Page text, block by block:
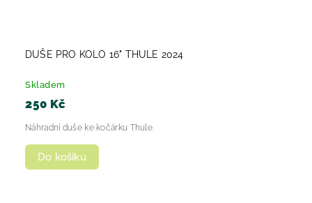
DUŠE PRO KOLO 16" THULE 2024
Skladem
250 Kč
Do košíku
Náhradní duše ke kočárku Thule.